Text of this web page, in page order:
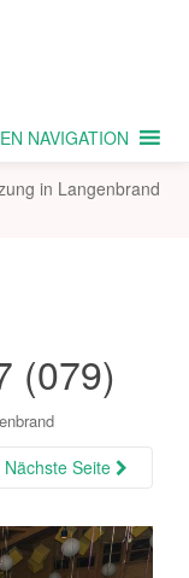
NAVIGATION
in Langenbrand
(079)
Nächste Seite